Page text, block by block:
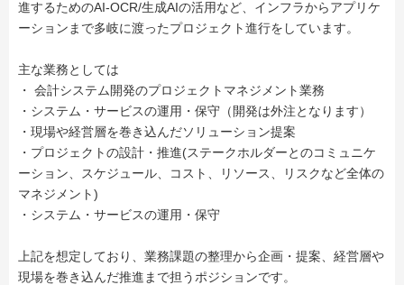
進するためのAI-OCR/生成AIの活用など、インフラからアプリケ
ーションまで多岐に渡ったプロジェクト進行をしています。
主な業務としては
・ 会計システム開発のプロジェクトマネジメント業務
・システム・サービスの運用・保守（開発は外注となります）
・現場や経営層を巻き込んだソリューション提案
・プロジェクトの設計・推進(ステークホルダーとのコミュニケ
ーション、スケジュール、コスト、リソース、リスクなど全体の
マネジメント)
・システム・サービスの運用・保守
上記を想定しており、業務課題の整理から企画・提案、経営層や
現場を巻き込んだ推進まで担うポジションです。